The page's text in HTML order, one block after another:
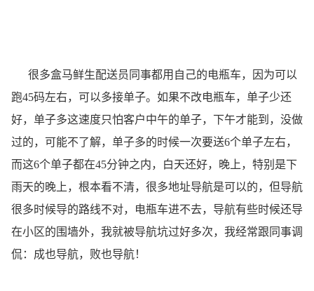
很多盒马鲜生配送员同事都用自己的电瓶车，因为可以
跑45码左右，可以多接单子。如果不改电瓶车，单子少还
好，单子多这速度只怕客户中午的单子，下午才能到，没做
过的，可能不了解，单子多的时候一次要送6个单子左右，
而这6个单子都在45分钟之内，白天还好，晚上，特别是下
雨天的晚上，根本看不清，很多地址导航是可以的，但导航
很多时候导的路线不对，电瓶车进不去，导航有些时候还导
在小区的围墙外，我就被导航坑过好多次，我经常跟同事调
侃：成也导航，败也导航！